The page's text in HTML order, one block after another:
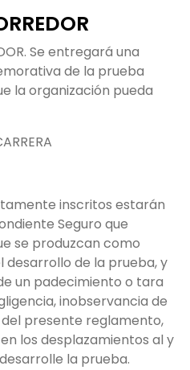
Se entregará una
de la prueba
la organización pueda
inscritos estarán
Seguro que
se produzcan como
de la prueba, y
un padecimiento o tara
inobservancia de
presente reglamento,
los desplazamientos al y
la prueba.